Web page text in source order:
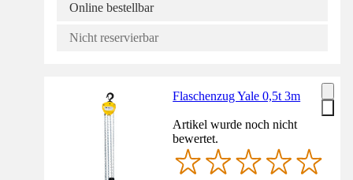
Online bestellbar
Nicht reservierbar
Flaschenzug Yale 0,5t 3m
Artikel wurde noch nicht
bewertet.